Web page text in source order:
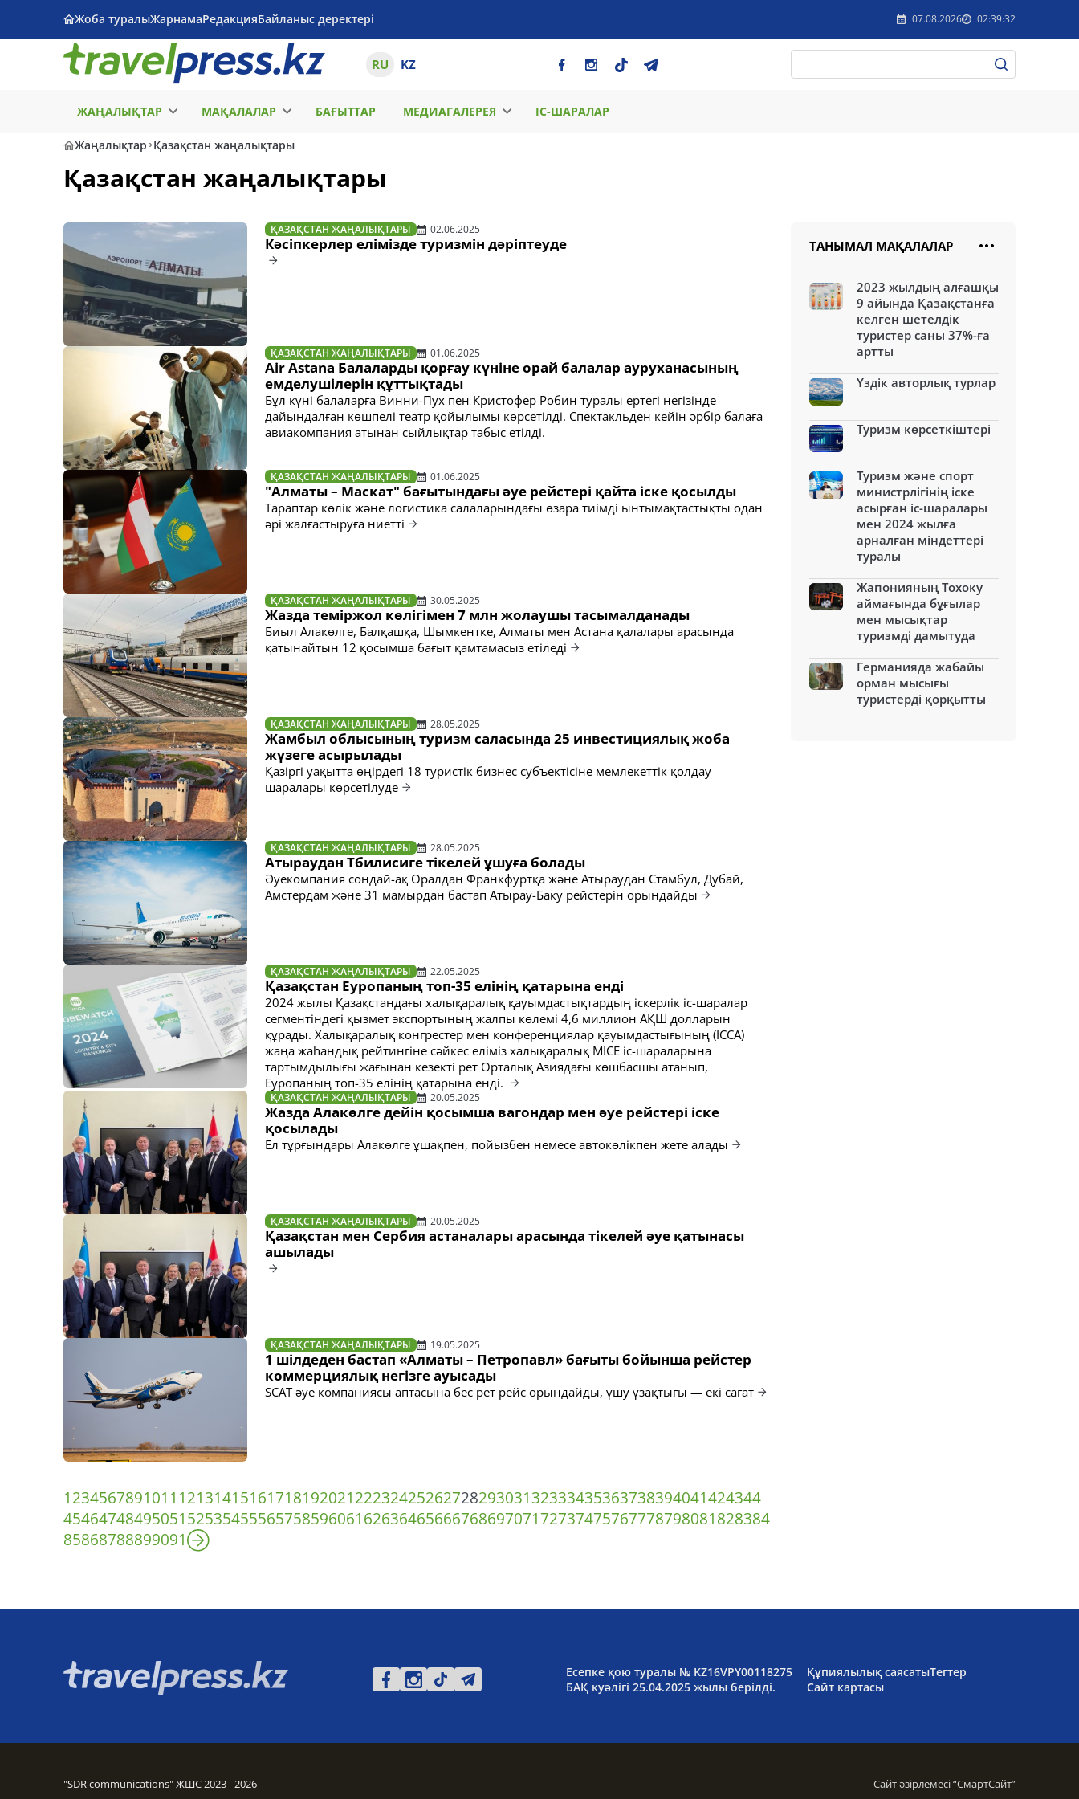
Жоба туралыЖарнамаРедакцияБайланыс деректері 07.08.2026 02:39:32
RU KZ
ЖАҢАЛЫҚТАР МАҚАЛАЛАР БАҒЫТТАР МЕДИАГАЛЕРЕЯ ІС-ШАРАЛАР
Жаңалықтар Қазақстан жаңалықтары
Қазақстан жаңалықтары
ҚАЗАҚСТАН ЖАҢАЛЫҚТАРЫ 02.06.2025
Кәсіпкерлер елімізде туризмін дәріптеуде
ҚАЗАҚСТАН ЖАҢАЛЫҚТАРЫ 01.06.2025
Air Astana Балаларды қорғау күніне орай балалар ауруханасының
емделушілерін құттықтады
Бұл күні балаларға Винни-Пух пен Кристофер Робин туралы ертегі негізінде
дайындалған көшпелі театр қойылымы көрсетілді. Спектакльден кейін әрбір балаға
авиакомпания атынан сыйлықтар табыс етілді.
ҚАЗАҚСТАН ЖАҢАЛЫҚТАРЫ 01.06.2025
"Алматы – Маскат" бағытындағы әуе рейстері қайта іске қосылды
Тараптар көлік және логистика салаларындағы өзара тиімді ынтымақтастықты одан
әрі жалғастыруға ниетті
ҚАЗАҚСТАН ЖАҢАЛЫҚТАРЫ 30.05.2025
Жазда теміржол көлігімен 7 млн жолаушы тасымалданады
Биыл Алакөлге, Балқашқа, Шымкентке, Алматы мен Астана қалалары арасында
қатынайтын 12 қосымша бағыт қамтамасыз етіледі
ҚАЗАҚСТАН ЖАҢАЛЫҚТАРЫ 28.05.2025
Жамбыл облысының туризм саласында 25 инвестициялық жоба
жүзеге асырылады
Қазіргі уақытта өңірдегі 18 туристік бизнес субъектісіне мемлекеттік қолдау
шаралары көрсетілуде
ҚАЗАҚСТАН ЖАҢАЛЫҚТАРЫ 28.05.2025
Атыраудан Тбилисиге тікелей ұшуға болады
Әуекомпания сондай-ақ Оралдан Франкфуртқа және Атыраудан Стамбул, Дубай,
Амстердам және 31 мамырдан бастап Атырау-Баку рейстерін орындайды
ҚАЗАҚСТАН ЖАҢАЛЫҚТАРЫ 22.05.2025
Қазақстан Еуропаның топ-35 елінің қатарына енді
2024 жылы Қазақстандағы халықаралық қауымдастықтардың іскерлік іс-шаралар
сегментіндегі қызмет экспортының жалпы көлемі 4,6 миллион АҚШ долларын
құрады. Халықаралық конгрестер мен конференциялар қауымдастығының (ICCA)
жаңа жаһандық рейтингіне сәйкес еліміз халықаралық MICE іс-шараларына
тартымдылығы жағынан кезекті рет Орталық Азиядағы көшбасшы атанып,
Еуропаның топ-35 елінің қатарына енді.
ҚАЗАҚСТАН ЖАҢАЛЫҚТАРЫ 20.05.2025
Жазда Алакөлге дейін қосымша вагондар мен әуе рейстері іске
қосылады
Ел тұрғындары Алакөлге ұшақпен, пойызбен немесе автокөлікпен жете алады
ҚАЗАҚСТАН ЖАҢАЛЫҚТАРЫ 20.05.2025
Қазақстан мен Сербия астаналары арасында тікелей әуе қатынасы
ашылады
ҚАЗАҚСТАН ЖАҢАЛЫҚТАРЫ 19.05.2025
1 шілдеден бастап «Алматы – Петропавл» бағыты бойынша рейстер
коммерциялық негізге ауысады
SCAT әуе компаниясы аптасына бес рет рейс орындайды, ұшу ұзақтығы — екі сағат
1234567891011 121314151617181920212223242526272829303132333435363738394041424344
45464748495051525354555657585960616263646566676869707172737475767778798081828384
85868788899091
ТАНЫМАЛ МАҚАЛАЛАР
2023 жылдың алғашқы
9 айында Қазақстанға
келген шетелдік
туристер саны 37%-ға
артты
Үздік авторлық турлар
Туризм көрсеткіштері
Туризм және спорт
министрлігінің іске
асырған іс-шаралары
мен 2024 жылға
арналған міндеттері
туралы
Жапонияның Тохоку
аймағында бұғылар
мен мысықтар
туризмді дамытуда
Германияда жабайы
орман мысығы
туристерді қорқытты
Есепке қою туралы № KZ16VPY00118275
БАҚ куәлігі 25.04.2025 жылы берілді.
Құпиялылық саясатыТегтер
Сайт картасы
"SDR communications" ЖШС 2023 - 2026 Сайт әзірлемесі “СмартСайт”